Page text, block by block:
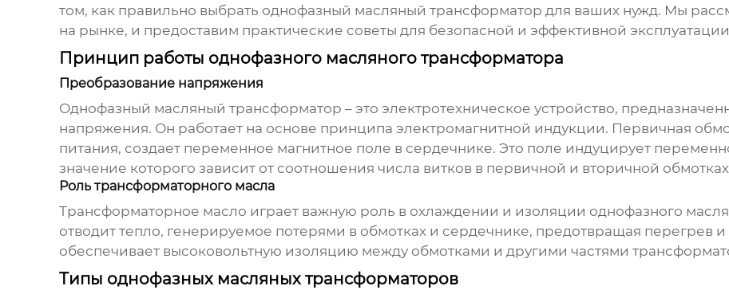
том, как правильно выбрать однофазный масляный трансформатор для ваших нужд. Мы
на рынке, и предоставим практические советы для безопасной и эффективной
Принцип работы однофазного масляного трансформатора
Преобразование напряжения
Однофазный масляный трансформатор – это электротехническое устройство,
напряжения. Он работает на основе принципа электромагнитной индукции. Первичная
питания, создает переменное магнитное поле в сердечнике. Это поле индуцирует
значение которого зависит от соотношения числа витков в первичной и вторичной
Роль трансформаторного масла
Трансформаторное масло играет важную роль в охлаждении и изоляции однофазного
отводит тепло, генерируемое потерями в обмотках и сердечнике, предотвращая перегрев
обеспечивает высоковольтную изоляцию между обмотками и другими частями
Типы однофазных масляных трансформаторов